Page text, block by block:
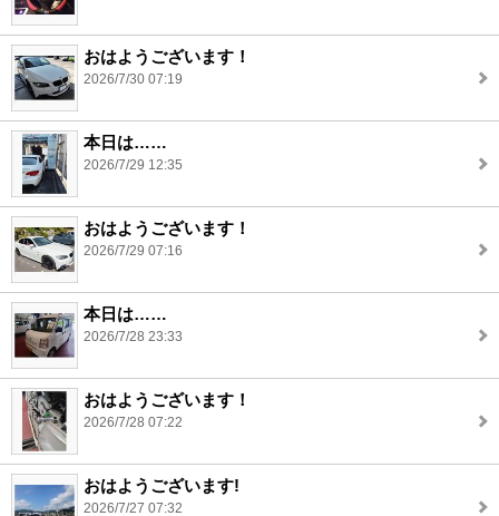
おはようございます！
2026/7/30 07:19
本日は……
2026/7/29 12:35
おはようございます！
2026/7/29 07:16
本日は……
2026/7/28 23:33
おはようございます！
2026/7/28 07:22
おはようございます!
2026/7/27 07:32